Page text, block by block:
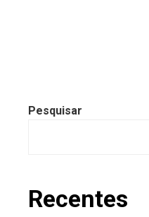
Pesquisar
Recentes